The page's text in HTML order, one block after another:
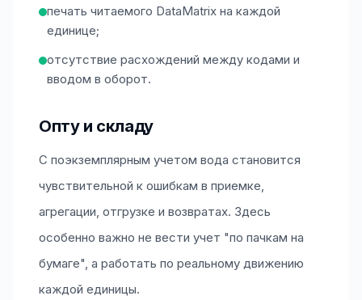
печать читаемого DataMatrix на каждой
единице;
отсутствие расхождений между кодами и
вводом в оборот.
Опту и складу
С поэкземплярным учетом вода становится
чувствительной к ошибкам в приемке,
агрегации, отгрузке и возвратах. Здесь
особенно важно не вести учет "по пачкам на
бумаге", а работать по реальному движению
каждой единицы.